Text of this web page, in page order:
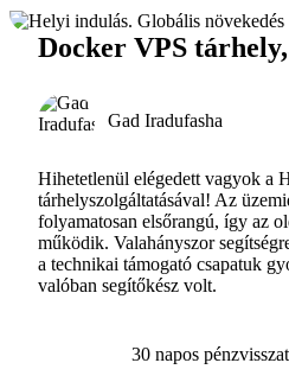
Docker VPS
Gad Iradufasha
Hihetetlenül elégedett vagyok a
tárhelyszolgáltatásával! Az
folyamatosan elsőrangú, így az
működik. Valahányszor
a technikai támogató csapatuk
valóban segítőkész volt.
30 napos